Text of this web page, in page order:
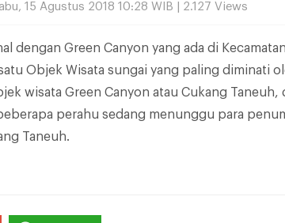
15 Agustus 2018 10:28 WIB | 2.127 Views
dengan Green Canyon yang ada di
Objek Wisata sungai yang paling diminati
wisata Green Canyon atau Cukang Taneuh,
perahu sedang menunggu para
Taneuh.